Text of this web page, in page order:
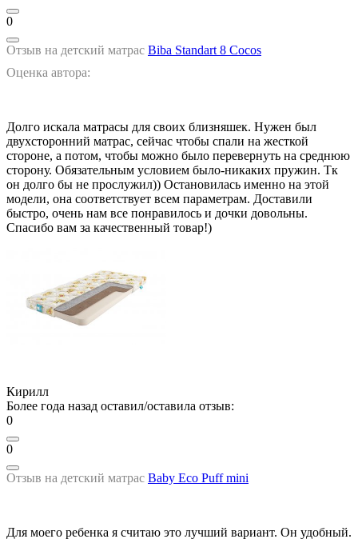
0
Отзыв на детский матрас Biba Standart 8 Cocos
Оценка автора:
Долго искала матрасы для своих близняшек. Нужен был
двухсторонний матрас, сейчас чтобы спали на жесткой
стороне, а потом, чтобы можно было перевернуть на среднюю
сторону. Обязательным условием было-никаких пружин. Тк
он долго бы не прослужил)) Остановилась именно на этой
модели, она соответствует всем параметрам. Доставили
быстро, очень нам все понравилось и дочки довольны.
Спасибо вам за качественный товар!)
Кирилл
Более года назад оставил/оставила отзыв:
0
0
Отзыв на детский матрас Baby Eco Puff mini
Для моего ребенка я считаю это лучший вариант. Он удобный.